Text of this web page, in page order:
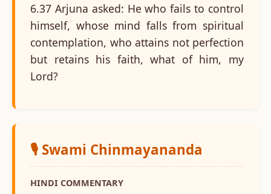
6.37 Arjuna asked: He who fails to control
himself, whose mind falls from spiritual
contemplation, who attains not perfection
but retains his faith, what of him, my
Lord?
🎙️ Swami Chinmayananda
HINDI COMMENTARY